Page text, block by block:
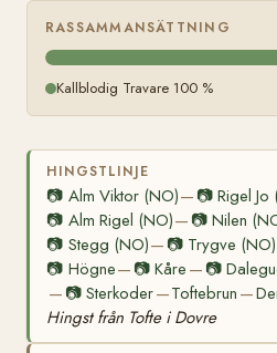
RASSAMMANSÄTTNING
Kallblodig Travare 100 %
HINGSTLINJE
📷 Alm Viktor (NO)— 📷Rigel Jo
📷 Alm Rigel (NO)— 📷Nilen
📷 Stegg (NO)— 📷 Trygve (NO)
📷 Högne— 📷Kåre — 📷
— 📷Sterkoder—Toftebrun —
Hingst från Tofte i Dovre